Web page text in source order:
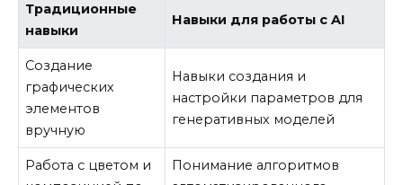
Традиционные
навыки
Навыки для работы с AI
Создание
графических
элементов
вручную
Навыки создания и
настройки параметров для
генеративных моделей
Работа с цветом и
Понимание алгоритмов